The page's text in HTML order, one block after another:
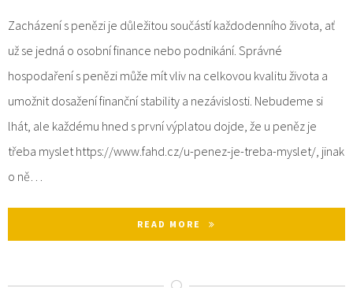
Zacházení s penězi je důležitou součástí každodenního života, ať
už se jedná o osobní finance nebo podnikání. Správné
hospodaření s penězi může mít vliv na celkovou kvalitu života a
umožnit dosažení finanční stability a nezávislosti. Nebudeme si
lhát, ale každému hned s první výplatou dojde, že u peněz je
třeba myslet https://www.fahd.cz/u-penez-je-treba-myslet/, jinak
o ně…
READ MORE